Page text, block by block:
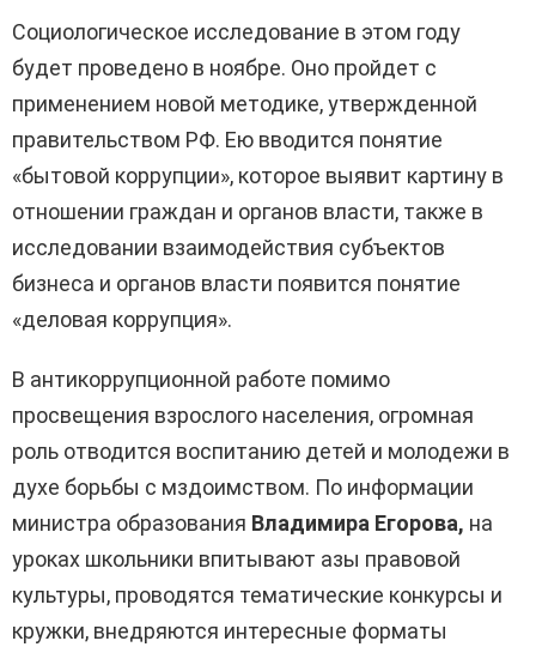
Социологическое исследование в этом году
будет проведено в ноябре. Оно пройдет с
применением новой методике, утвержденной
правительством РФ. Ею вводится понятие
«бытовой коррупции», которое выявит картину в
отношении граждан и органов власти, также в
исследовании взаимодействия субъектов
бизнеса и органов власти появится понятие
«деловая коррупция».
В антикоррупционной работе помимо
просвещения взрослого населения, огромная
роль отводится воспитанию детей и молодежи в
духе борьбы с мздоимством. По информации
министра образования Владимира Егорова, на
уроках школьники впитывают азы правовой
культуры, проводятся тематические конкурсы и
кружки, внедряются интересные форматы